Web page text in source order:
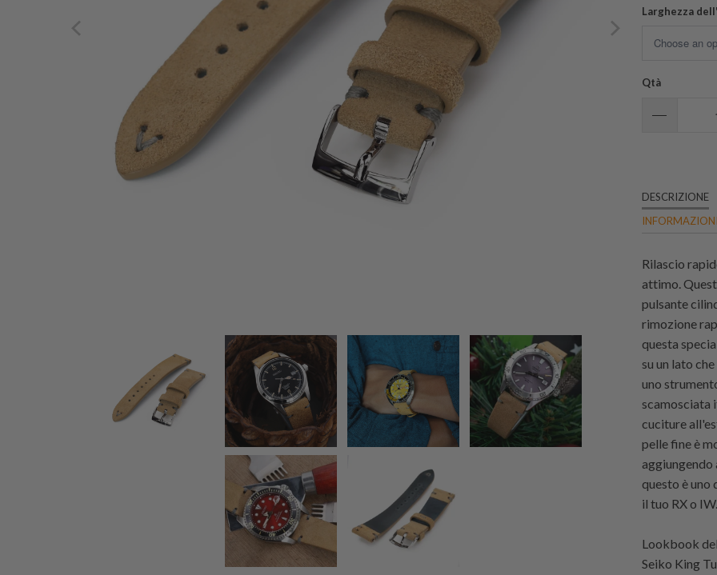
Larghezza
Qtà
DESCRIZIONE
Rilascio
attimo.
pulsante
rimozione
questa
su un lato
uno
scamosciata
cuciture
pelle fine è
aggiungendo
questo è
il tuo RX o IW.
Lookbook
Seiko King